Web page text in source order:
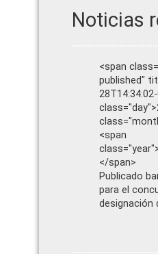
Noticias
<span
published"
<span
</span>
Publicado
para el
designación